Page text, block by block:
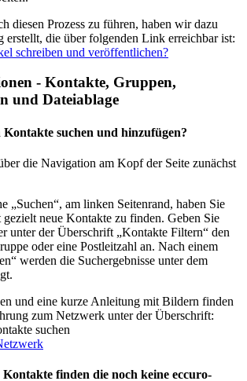
diesen Prozess zu führen, haben wir dazu
erstellt, die über folgenden Link erreichbar ist:
schreiben und veröffentlichen?
- Kontakte, Gruppen,
und Dateiablage
suchen und hinzufügen?
die Navigation am Kopf der Seite zunächst
„Suchen“, am linken Seitenrand, haben Sie
neue Kontakte zu finden. Geben Sie
unter der Überschrift „Kontakte Filtern“ den
oder eine Postleitzahl an. Nach einem
werden die Suchergebnisse unter dem
und eine kurze Anleitung mit Bildern finden
zum Netzwerk unter der Überschrift:
suchen
finden die noch keine eccuro-